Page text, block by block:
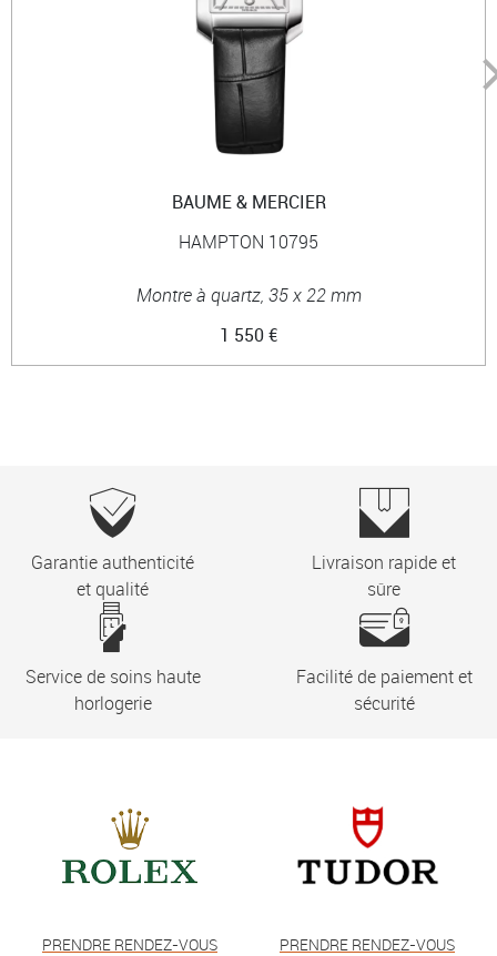
BAUME & MERCIER
HAMPTON 10795
Montre à quartz, 35 x 22 mm
1 550 €
Garantie authenticité
et qualité
Livraison rapide et
sûre
Service de soins haute
horlogerie
Facilité de paiement et
sécurité
PRENDRE RENDEZ-VOUS PRENDRE RENDEZ-VOUS